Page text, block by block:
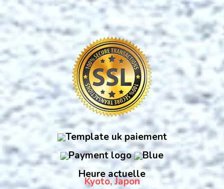
Heure actuelle
Kyoto, Japon